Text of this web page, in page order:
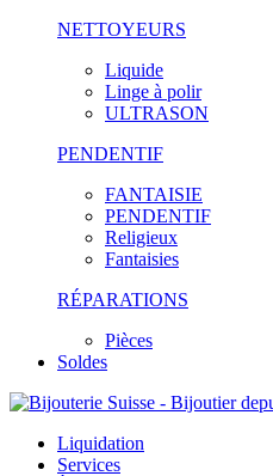
NETTOYEURS
Liquide
Linge à polir
ULTRASON
PENDENTIF
FANTAISIE
PENDENTIF
Religieux
Fantaisies
RÉPARATIONS
Pièces
Soldes
Liquidation
Services